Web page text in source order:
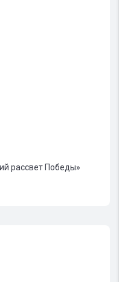
рассвет Победы»